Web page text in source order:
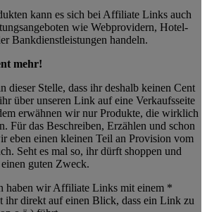
kann es sich bei Affiliate Links auch
wie Webprovidern, Hotel-
Bankdienstleistungen handeln.
mehr!
dieser Stelle, dass ihr deshalb keinen Cent
über unseren Link auf eine Verkaufsseite
erwähnen wir nur Produkte, die wirklich
Für das Beschreiben, Erzählen und schon
eben einen kleinen Teil an Provision vom
Seht es mal so, ihr dürft shoppen und
guten Zweck.
haben wir Affiliate Links mit einem *
ihr direkt auf einen Blick, dass ein Link zu